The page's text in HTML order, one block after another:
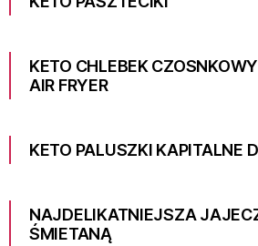
KETO CHLEBEK
AIR FRYER
KETO PALUSZKI KAPITALNE
NAJDELIKATNIEJSZA
ŚMIETANĄ